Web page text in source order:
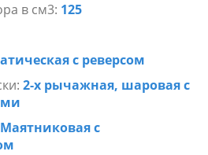
в см3: 125
с реверсом
2-х рычажная, шаровая с
Маятниковая с